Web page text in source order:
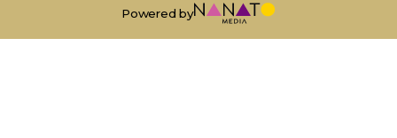
Powered by